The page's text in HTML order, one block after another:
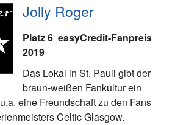
Jolly Roger
Platz 6 easyCredit-Fanpreis
2019
Das Lokal in St. Pauli gibt der
braun-weißen Fankultur ein
eine Freundschaft zu den Fans
Celtic Glasgow.